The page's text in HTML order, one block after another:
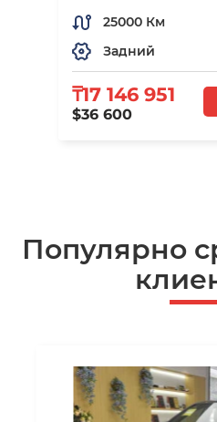
25000 Км
Задний
₸17 146 951
$36 600
Популярно